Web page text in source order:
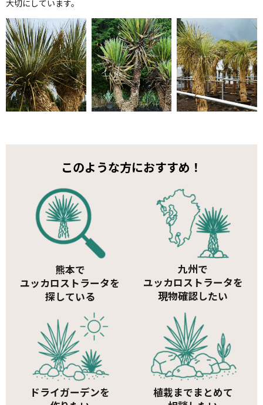
大切にしています。
このような方におすすめ！
熊本で
ユッカロストラータを
探している
九州で
ユッカロストラータを
現物確認したい
ドライガーデンを
植栽までまとめて